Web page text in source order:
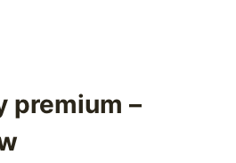
premium –